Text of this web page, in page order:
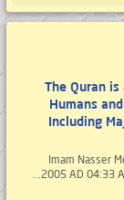
The Quran
Humans
Including
- 1 - Imam
2005 AD 04:33